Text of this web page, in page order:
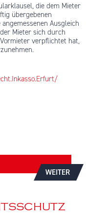
die dem Mieter
übergebenen
Ausgleich
Mieter sich durch
verpflichtet hat,
WEITER